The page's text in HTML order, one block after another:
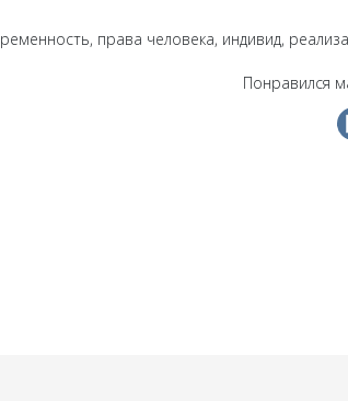
права человека, индивид,
Понравился